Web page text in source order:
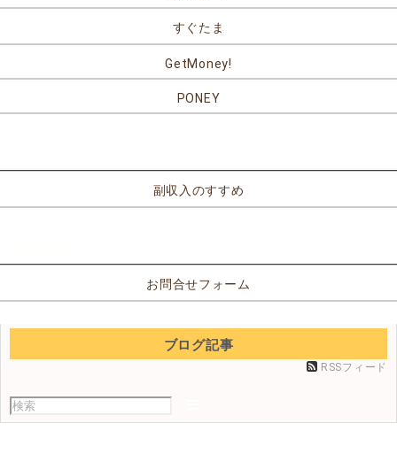
すぐたま
GetMoney!
PONEY
副収入のすすめ
お問合せフォーム
ブログ記事
RSSフィード